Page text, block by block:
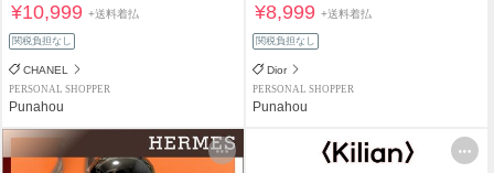
¥10,999+送料着払
関税負担なし
CHANEL
PERSONAL SHOPPER
Punahou
¥8,999+送料着払
関税負担なし
Dior
PERSONAL SHOPPER
Punahou